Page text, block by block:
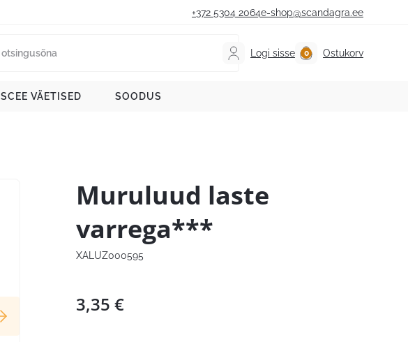
+372 5304 2064e-shop@scandagra.ee
Logi sisse Ostukorv
SCEE VÄETISED SOODUS
Muruluud laste
varrega***
XALUZ000595
3,35 €